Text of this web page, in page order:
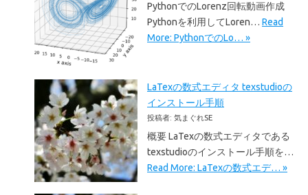
PythonでのLorenz回転動画作成
Pythonを利用してLoren… Read
More: PythonでのLo… »
LaTexの数式エディタ texstudioの
インストール手順
投稿者: 気まぐれSE
概要 LaTexの数式エディタである
texstudioのインストール手順を…
Read More: LaTexの数式エデ… »